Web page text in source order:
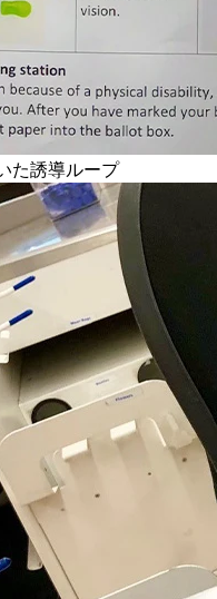
た誘導ループ